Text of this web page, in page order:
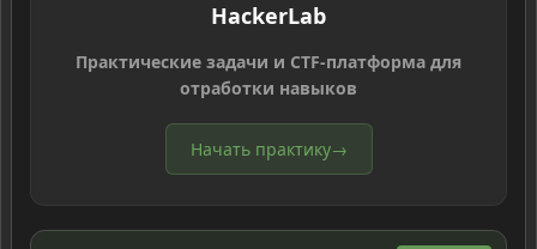
HackerLab
Практические задачи и CTF-платформа для
отработки навыков
Начать практику→